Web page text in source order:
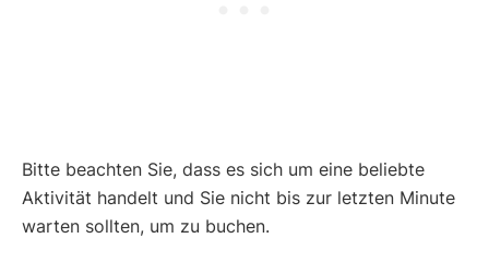
Bitte beachten Sie, dass es sich um eine beliebte
Aktivität handelt und Sie nicht bis zur letzten Minute
warten sollten, um zu buchen.